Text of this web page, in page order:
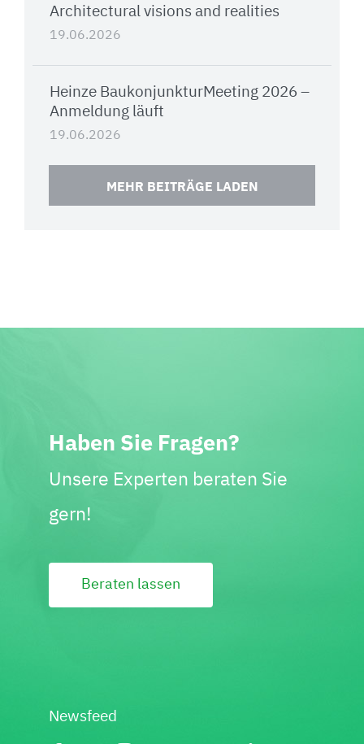
Architectural visions and realities
19.06.2026
Heinze BaukonjunkturMeeting 2026 –
Anmeldung läuft
19.06.2026
MEHR BEITRÄGE LADEN
Haben Sie Fragen?
Unsere Experten beraten Sie
gern!
Beraten lassen
Newsfeed